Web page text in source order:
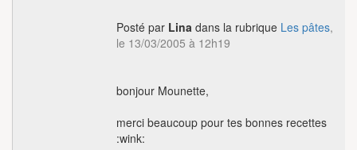
Posté par Lina dans la rubrique Les pâtes,
le 13/03/2005 à 12h19
bonjour Mounette,
merci beaucoup pour tes bonnes recettes
:wink: